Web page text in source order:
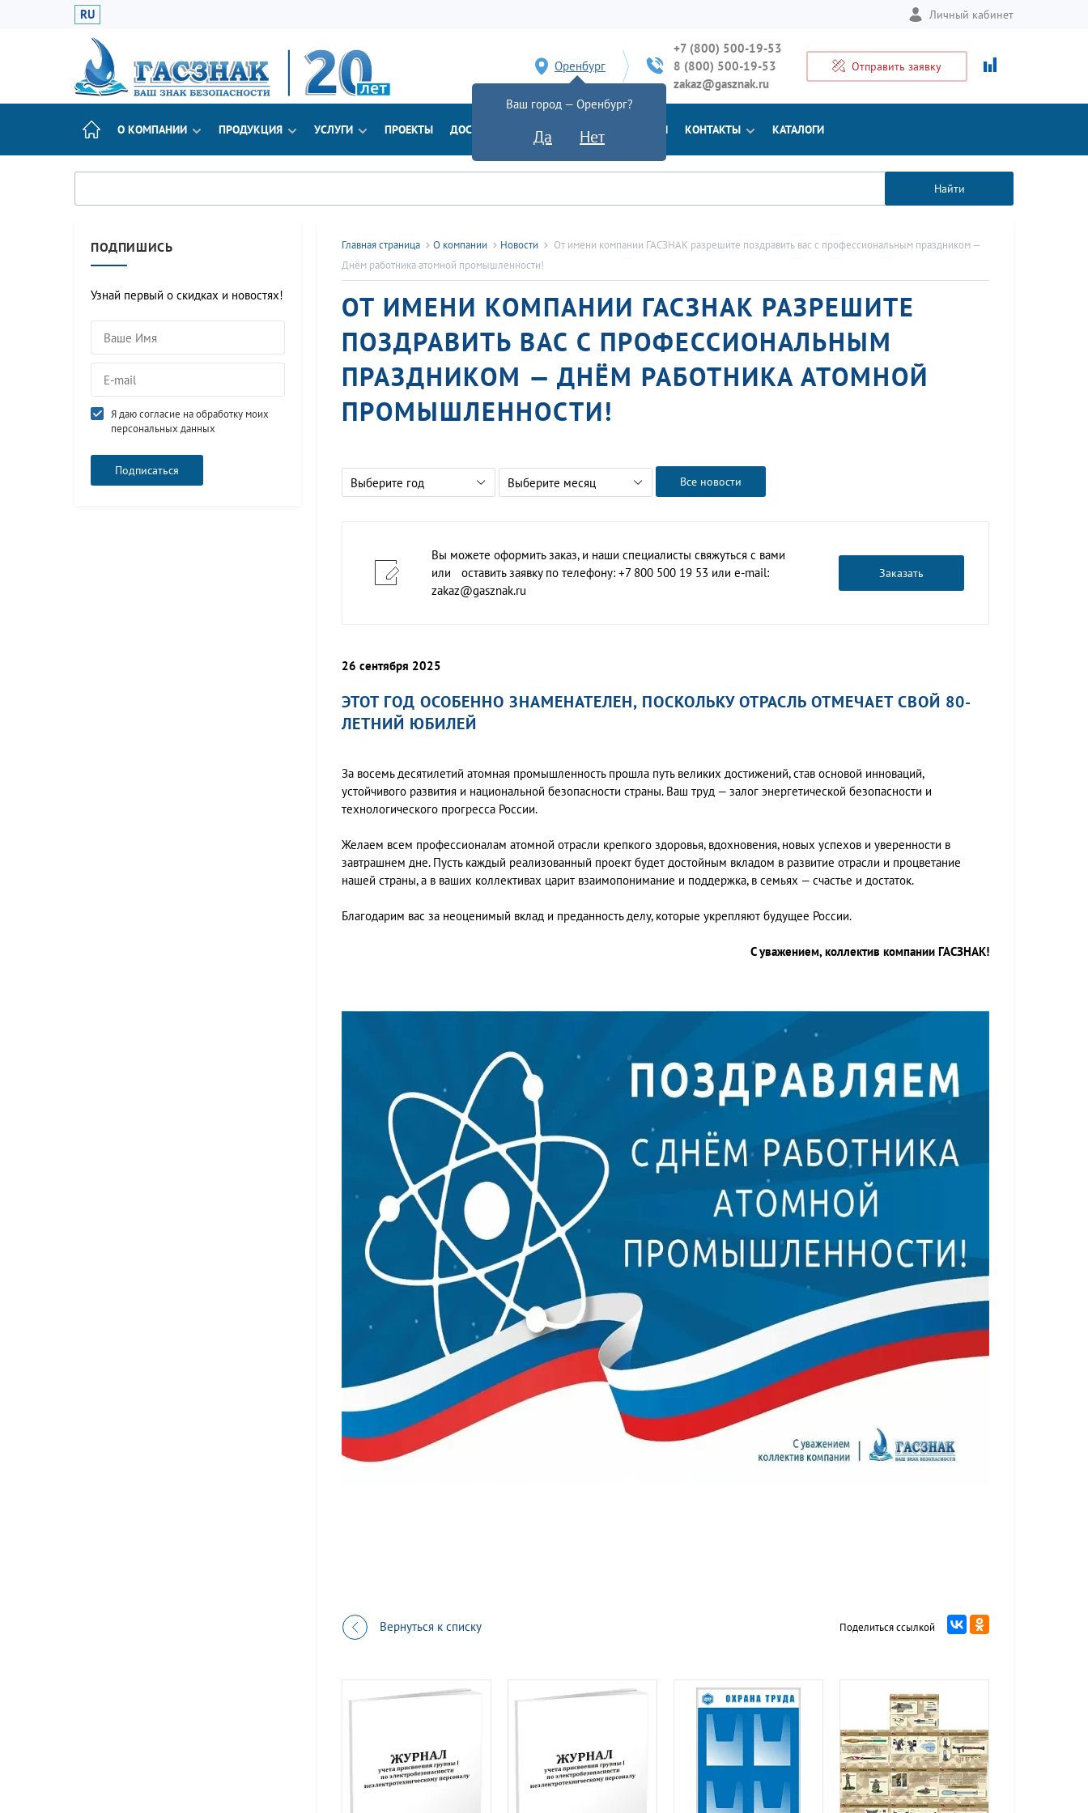
RU Личный кабинет
Оренбург
Ваш город — Оренбург?
Да Нет
+7 (800) 500-19-53
8 (800) 500-19-53
zakaz@gasznak.ru
Отправить заявку
О КОМПАНИИ ПРОДУКЦИЯ УСЛУГИ ПРОЕКТЫ ДОСТАВКА ДОКУМЕНТЫ НОВОСТИ КОНТАКТЫ КАТАЛОГИ
Найти
ПОДПИШИСЬ
Узнай первый о скидках и новостях!
Я даю согласие на обработку моих
персональных данных
Главная страница О компании Новости
От имени компании ГАСЗНАК разрешите поздравить вас с профессиональным праздником —
Днём работника атомной промышленности!
ОТ ИМЕНИ КОМПАНИИ ГАСЗНАК РАЗРЕШИТЕ
ПОЗДРАВИТЬ ВАС С ПРОФЕССИОНАЛЬНЫМ
ПРАЗДНИКОМ — ДНЁМ РАБОТНИКА АТОМНОЙ
ПРОМЫШЛЕННОСТИ!
Выберите год Выберите месяц Все новости
Вы можете оформить заказ, и наши специалисты свяжуться с вами
или оставить заявку по телефону: +7 800 500 19 53 или e-mail:
zakaz@gasznak.ru
Заказать
26 сентября 2025
ЭТОТ ГОД ОСОБЕННО ЗНАМЕНАТЕЛЕН, ПОСКОЛЬКУ ОТРАСЛЬ ОТМЕЧАЕТ СВОЙ 80-
ЛЕТНИЙ ЮБИЛЕЙ
За восемь десятилетий атомная промышленность прошла путь великих достижений, став основой инноваций,
устойчивого развития и национальной безопасности страны. Ваш труд — залог энергетической безопасности и
технологического прогресса России.
Желаем всем профессионалам атомной отрасли крепкого здоровья, вдохновения, новых успехов и уверенности в
завтрашнем дне. Пусть каждый реализованный проект будет достойным вкладом в развитие отрасли и процветание
нашей страны, а в ваших коллективах царит взаимопонимание и поддержка, в семьях — счастье и достаток.
Благодарим вас за неоценимый вклад и преданность делу, которые укрепляют будущее России.
С уважением, коллектив компании ГАСЗНАК!
Вернуться к списку Поделиться ссылкой